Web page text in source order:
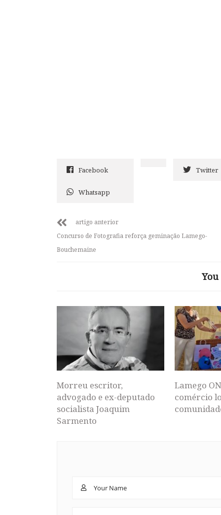
Facebook Twitter
Whatsapp
artigo anterior
Concurso de Fotografia reforça geminação Lamego-
Bouchemaine
Morreu escritor,
advogado e ex-deputado
socialista Joaquim
Sarmento
Lamego
comércio